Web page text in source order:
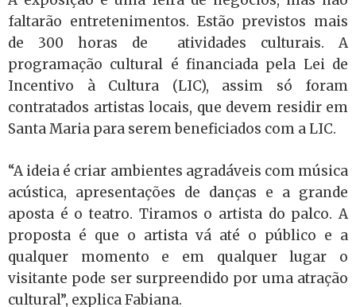
faltarão entretenimentos. Estão previstos mais
de 300 horas de atividades culturais. A
programação cultural é financiada pela Lei de
Incentivo à Cultura (LIC), assim só foram
contratados artistas locais, que devem residir em
Santa Maria para serem beneficiados com a LIC.
“A ideia é criar ambientes agradáveis com música
acústica, apresentações de danças e a grande
aposta é o teatro. Tiramos o artista do palco. A
proposta é que o artista vá até o público e a
qualquer momento e em qualquer lugar o
visitante pode ser surpreendido por uma atração
cultural”, explica Fabiana.